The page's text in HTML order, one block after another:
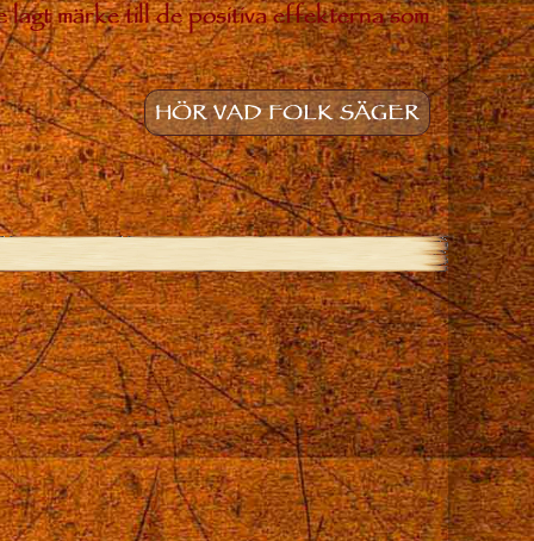
märke till de positiva effekterna som
HÖR VAD FOLK SÄGER